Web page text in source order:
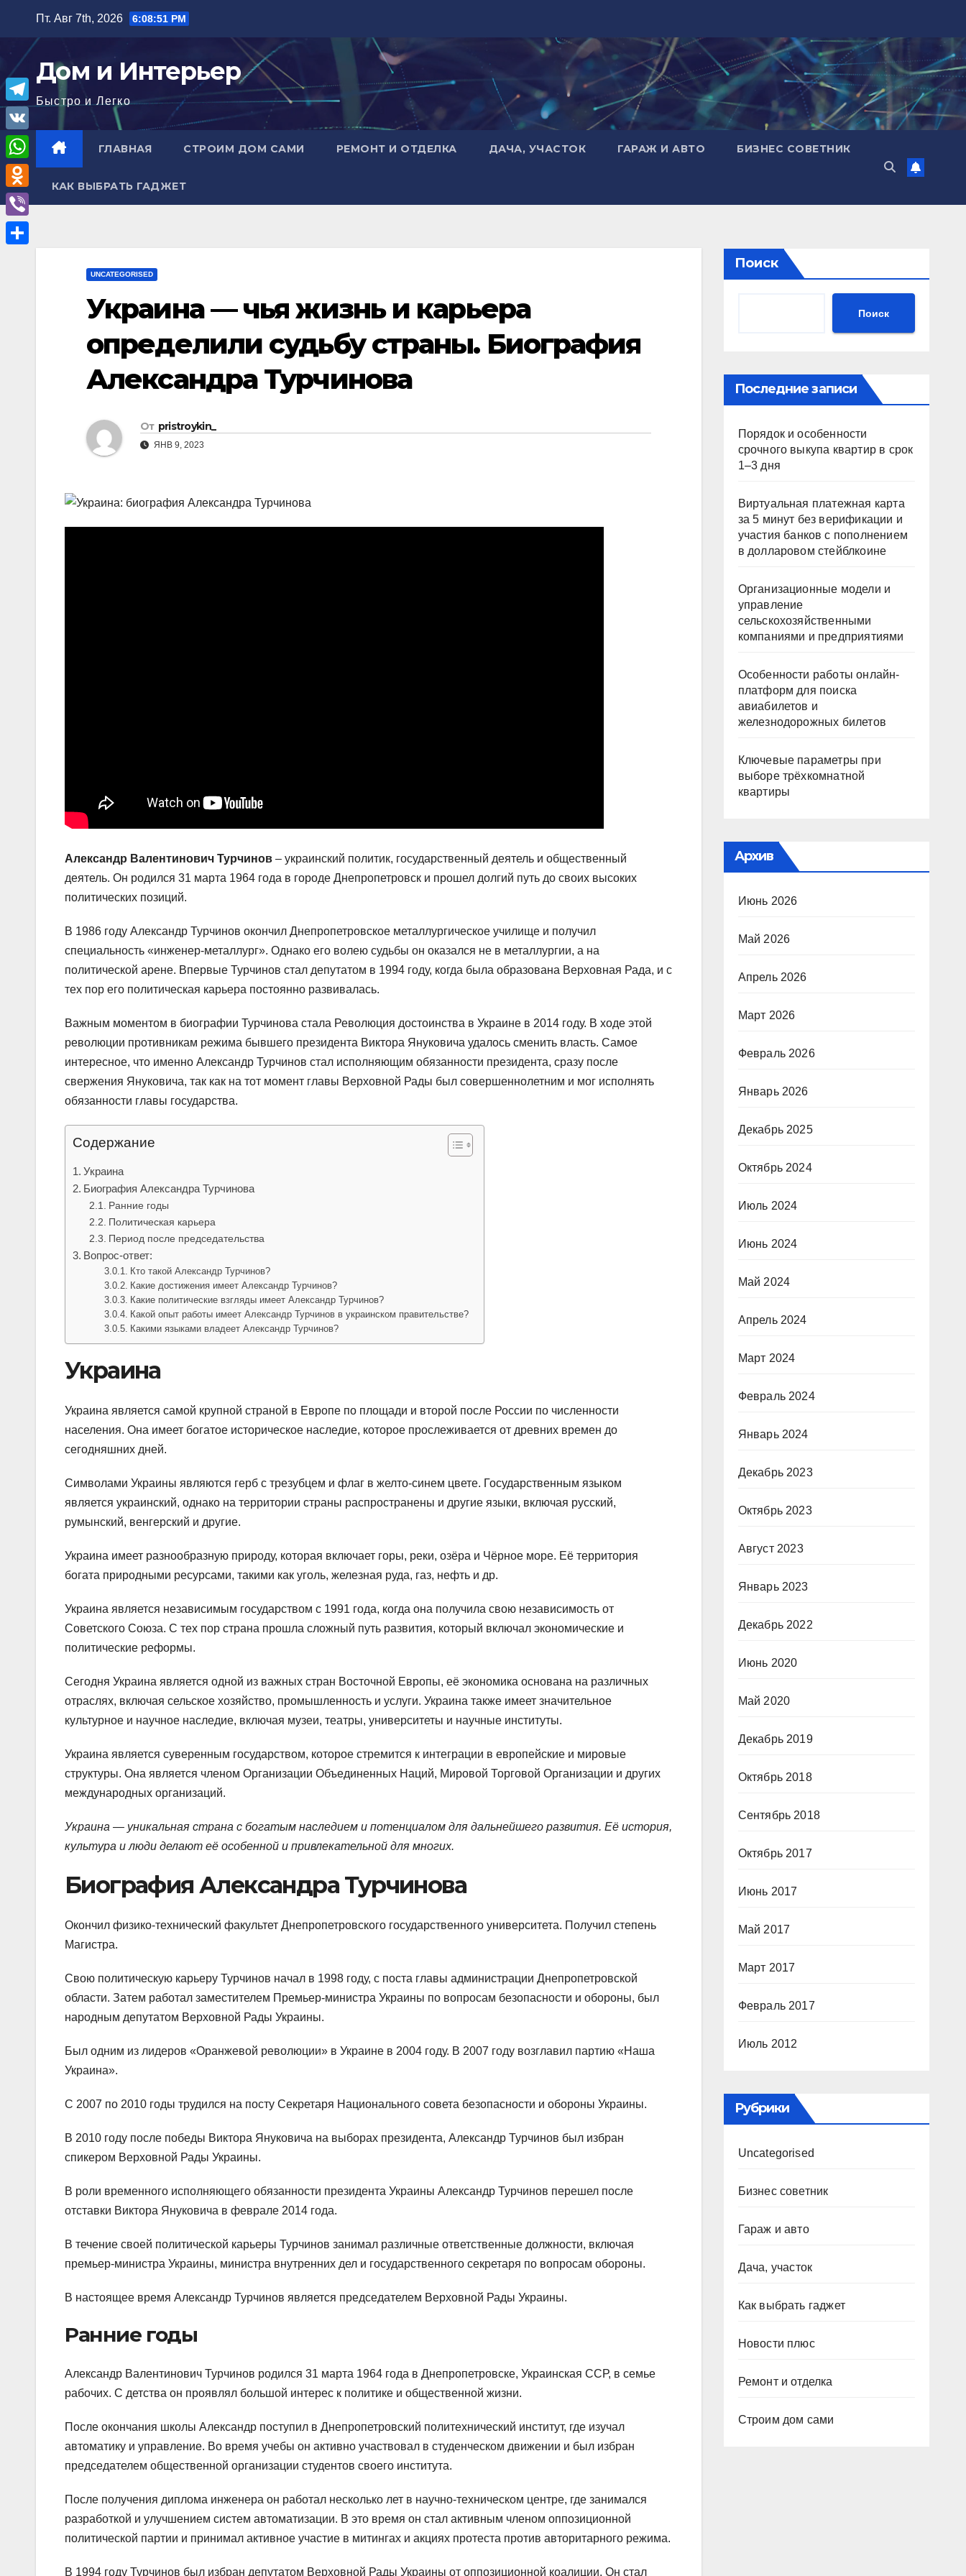
содержимому
Пт. Авг 7th, 2026 6:08:52 PM
Дом и Интерьер
Быстро и Легко
ГЛАВНАЯ СТРОИМ ДОМ САМИ РЕМОНТ И ОТДЕЛКА ДАЧА, УЧАСТОК ГАРАЖ И АВТО БИЗНЕС СОВЕТНИК
КАК ВЫБРАТЬ ГАДЖЕТ
UNCATEGORISED
Украина — чья жизнь и карьера
определили судьбу страны. Биография
Александра Турчинова
От pristroykin_
ЯНВ 9, 2023
Александр Валентинович Турчинов – украинский политик, государственный деятель и общественный
деятель. Он родился 31 марта 1964 года в городе Днепропетровск и прошел долгий путь до своих высоких
политических позиций.
В 1986 году Александр Турчинов окончил Днепропетровское металлургическое училище и получил
специальность «инженер-металлург». Однако его волею судьбы он оказался не в металлургии, а на
политической арене. Впервые Турчинов стал депутатом в 1994 году, когда была образована Верховная Рада, и с
тех пор его политическая карьера постоянно развивалась.
Важным моментом в биографии Турчинова стала Революция достоинства в Украине в 2014 году. В ходе этой
революции противникам режима бывшего президента Виктора Януковича удалось сменить власть. Самое
интересное, что именно Александр Турчинов стал исполняющим обязанности президента, сразу после
свержения Януковича, так как на тот момент главы Верховной Рады был совершеннолетним и мог исполнять
обязанности главы государства.
Содержание
Украина
Биография Александра Турчинова
Ранние годы
Политическая карьера
Период после председательства
Вопрос-ответ:
Кто такой Александр Турчинов?
Какие достижения имеет Александр Турчинов?
Какие политические взгляды имеет Александр Турчинов?
Какой опыт работы имеет Александр Турчинов в украинском правительстве?
Какими языками владеет Александр Турчинов?
Украина
Украина является самой крупной страной в Европе по площади и второй после России по численности
населения. Она имеет богатое историческое наследие, которое прослеживается от древних времен до
сегодняшних дней.
Символами Украины являются герб с трезубцем и флаг в желто-синем цвете. Государственным языком
является украинский, однако на территории страны распространены и другие языки, включая русский,
румынский, венгерский и другие.
Украина имеет разнообразную природу, которая включает горы, реки, озёра и Чёрное море. Её территория
богата природными ресурсами, такими как уголь, железная руда, газ, нефть и др.
Украина является независимым государством с 1991 года, когда она получила свою независимость от
Советского Союза. С тех пор страна прошла сложный путь развития, который включал экономические и
политические реформы.
Сегодня Украина является одной из важных стран Восточной Европы, её экономика основана на различных
отраслях, включая сельское хозяйство, промышленность и услуги. Украина также имеет значительное
культурное и научное наследие, включая музеи, театры, университеты и научные институты.
Украина является суверенным государством, которое стремится к интеграции в европейские и мировые
структуры. Она является членом Организации Объединенных Наций, Мировой Торговой Организации и других
международных организаций.
Украина — уникальная страна с богатым наследием и потенциалом для дальнейшего развития. Её история,
культура и люди делают её особенной и привлекательной для многих.
Биография Александра Турчинова
Окончил физико-технический факультет Днепропетровского государственного университета. Получил степень
Магистра.
Свою политическую карьеру Турчинов начал в 1998 году, с поста главы администрации Днепропетровской
области. Затем работал заместителем Премьер-министра Украины по вопросам безопасности и обороны, был
народным депутатом Верховной Рады Украины.
Был одним из лидеров «Оранжевой революции» в Украине в 2004 году. В 2007 году возглавил партию «Наша
Украина».
С 2007 по 2010 годы трудился на посту Секретаря Национального совета безопасности и обороны Украины.
В 2010 году после победы Виктора Януковича на выборах президента, Александр Турчинов был избран
спикером Верховной Рады Украины.
В роли временного исполняющего обязанности президента Украины Александр Турчинов перешел после
отставки Виктора Януковича в феврале 2014 года.
В течение своей политической карьеры Турчинов занимал различные ответственные должности, включая
премьер-министра Украины, министра внутренних дел и государственного секретаря по вопросам обороны.
В настоящее время Александр Турчинов является председателем Верховной Рады Украины.
Ранние годы
Александр Валентинович Турчинов родился 31 марта 1964 года в Днепропетровске, Украинская ССР, в семье
рабочих. С детства он проявлял большой интерес к политике и общественной жизни.
После окончания школы Александр поступил в Днепропетровский политехнический институт, где изучал
автоматику и управление. Во время учебы он активно участвовал в студенческом движении и был избран
председателем общественной организации студентов своего института.
После получения диплома инженера он работал несколько лет в научно-техническом центре, где занимался
разработкой и улучшением систем автоматизации. В это время он стал активным членом оппозиционной
политической партии и принимал активное участие в митингах и акциях протеста против авторитарного режима.
В 1994 году Турчинов был избран депутатом Верховной Рады Украины от оппозиционной коалиции. Он стал
Поиск
Поиск
Последние записи
Порядок и особенности
срочного выкупа квартир в срок
1–3 дня
Виртуальная платежная карта
за 5 минут без верификации и
участия банков с пополнением
в долларовом стейблкоине
Организационные модели и
управление
сельскохозяйственными
компаниями и предприятиями
Особенности работы онлайн-
платформ для поиска
авиабилетов и
железнодорожных билетов
Ключевые параметры при
выборе трёхкомнатной
квартиры
Архив
Июнь 2026
Май 2026
Апрель 2026
Март 2026
Февраль 2026
Январь 2026
Декабрь 2025
Октябрь 2024
Июль 2024
Июнь 2024
Май 2024
Апрель 2024
Март 2024
Февраль 2024
Январь 2024
Декабрь 2023
Октябрь 2023
Август 2023
Январь 2023
Декабрь 2022
Июнь 2020
Май 2020
Декабрь 2019
Октябрь 2018
Сентябрь 2018
Октябрь 2017
Июнь 2017
Май 2017
Март 2017
Февраль 2017
Июль 2012
Рубрики
Uncategorised
Бизнес советник
Гараж и авто
Дача, участок
Как выбрать гаджет
Новости плюс
Ремонт и отделка
Строим дом сами
T
e
l
e
g
r
V
K
W
h
a
O
d
n
V